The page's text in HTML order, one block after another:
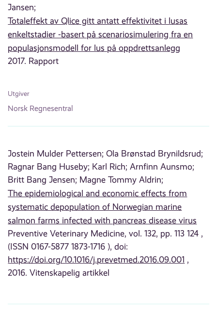
Jansen;
Totaleffekt av Qlice gitt antatt effektivitet i lusas
enkeltstadier -basert på scenariosimulering fra en
populasjonsmodell for lus på oppdrettsanlegg
2017. Rapport
Utgiver
Norsk Regnesentral
Jostein Mulder Pettersen; Ola Brønstad Brynildsrud;
Ragnar Bang Huseby; Karl Rich; Arnfinn Aunsmo;
Britt Bang Jensen; Magne Tommy Aldrin;
The epidemiological and economic effects from
systematic depopulation of Norwegian marine
salmon farms infected with pancreas disease virus
Preventive Veterinary Medicine, vol. 132, pp. 113 124 ,
(ISSN 0167-5877 1873-1716 ), doi:
https://doi.org/10.1016/j.prevetmed.2016.09.001 ,
2016. Vitenskapelig artikkel